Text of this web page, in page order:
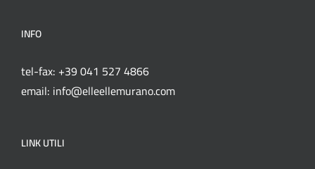
INFO
tel-fax: +39 041 527 4866
email: info@elleellemurano.com
LINK UTILI